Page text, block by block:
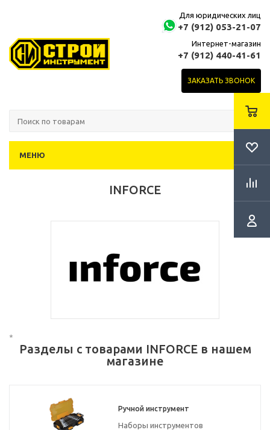
Для юридических лиц
+7 (912) 053-21-07
Интернет-магазин
+7 (912) 440-41-61
ЗАКАЗАТЬ ЗВОНОК
МЕНЮ
INFORCE
*
Разделы с товарами INFORCE в нашем
магазине
Ручной инструмент
Наборы инструментов